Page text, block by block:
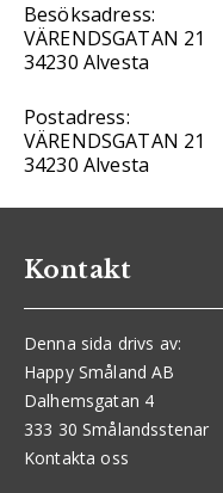
Besöksadress:
VÄRENDSGATAN 21
34230 Alvesta
Postadress:
VÄRENDSGATAN 21
34230 Alvesta
Kontakt
Denna sida drivs av:
Happy Småland AB
Dalhemsgatan 4
333 30 Smålandsstenar
Kontakta oss